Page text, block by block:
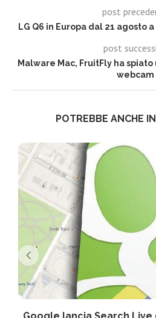
post
LG Q6 in Europa dal 21 agosto
post
Malware Mac, FruitFly ha
webcam
POTREBBE ANCHE